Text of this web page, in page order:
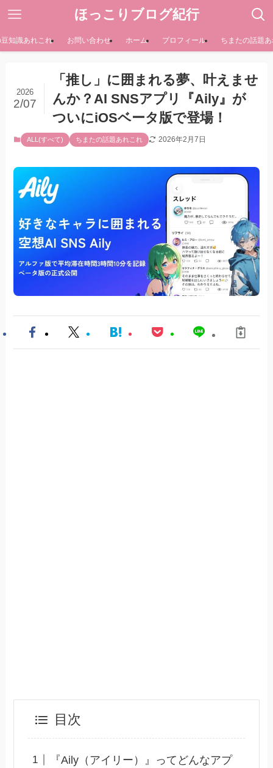
ほっこりブログ紀行
知識あれこれ お問い合わせ ホーム プロフィール ちまたの話題
「推し」に囲まれる夢、叶えませ
んか？AI SNSアプリ『Aily』が
ついにiOSベータ版で登場！
2026
2/07
ALL(すべて) ちまたの話題あれこれ 2026年2月7日
目次
『Aily（アイリー）』ってどんなアプ